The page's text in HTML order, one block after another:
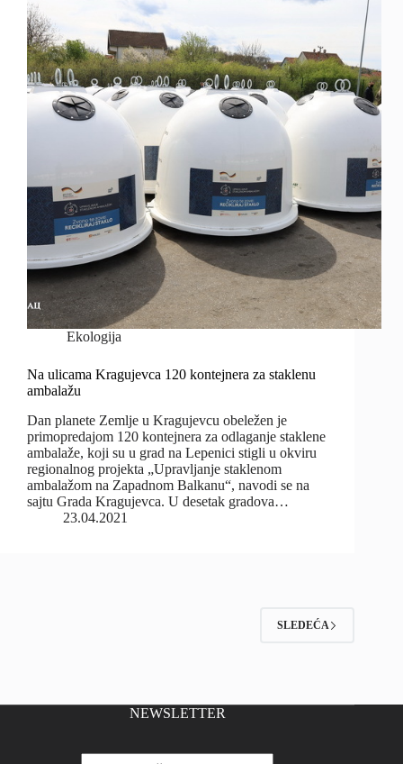
Ekologija
Na ulicama Kragujevca 120 kontejnera za staklenu
ambalažu
Dan planete Zemlje u Kragujevcu obeležen je
primopredajom 120 kontejnera za odlaganje staklene
ambalaže, koji su u grad na Lepenici stigli u okviru
regionalnog projekta „Upravljanje staklenom
ambalažom na Zapadnom Balkanu“, navodi se na
sajtu Grada Kragujevca. U desetak gradova…
23.04.2021
SLEDEĆA
NEWSLETTER